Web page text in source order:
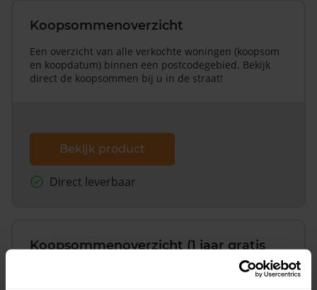
Koopsommenoverzicht
Een overzicht van alle verkochte woningen (koopsom
en koopdatum) binnen een postcodegebied. Bekijk
direct de koopsommen bij u in de straat!
Bekijk product
Direct leverbaar
Koopsommenoverzicht (1 jaar gratis